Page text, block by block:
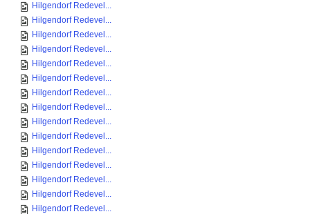
Hilgendorf Redevel...
Hilgendorf Redevel...
Hilgendorf Redevel...
Hilgendorf Redevel...
Hilgendorf Redevel...
Hilgendorf Redevel...
Hilgendorf Redevel...
Hilgendorf Redevel...
Hilgendorf Redevel...
Hilgendorf Redevel...
Hilgendorf Redevel...
Hilgendorf Redevel...
Hilgendorf Redevel...
Hilgendorf Redevel...
Hilgendorf Redevel...